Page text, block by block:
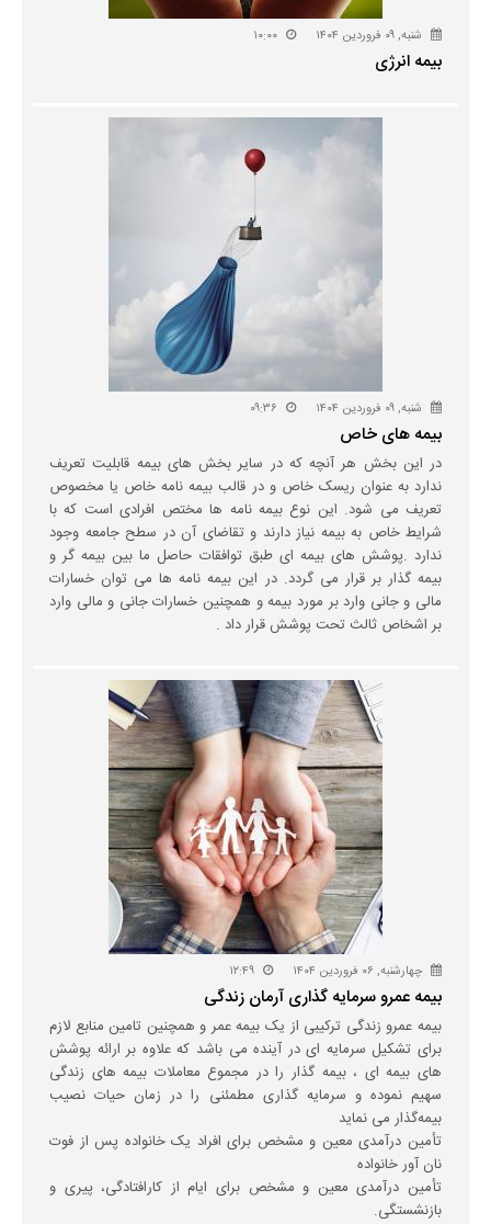
شنبه, ۰۹ فروردین ۱۴۰۴ ۱۰:۰۰
بیمه انرژی
شنبه, ۰۹ فروردین ۱۴۰۴ ۰۹:۳۶
بیمه های خاص
در این بخش هر آنچه که در سایر بخش های بیمه قابلیت تعریف
ندارد به عنوان ریسک خاص و در قالب بیمه نامه خاص یا مخصوص
تعریف می شود. این نوع بیمه نامه ها مختص افرادی است که با
شرایط خاص به بیمه نیاز دارند و تقاضای آن در سطح جامعه وجود
ندارد .پوشش های بیمه ای طبق توافقات حاصل ما بین بیمه گر و
بیمه گذار بر قرار می گردد. در این بیمه نامه ها می توان خسارات
مالی و جانی وارد بر مورد بیمه و همچنین خسارات جانی و مالی وارد
بر اشخاص ثالث تحت پوشش قرار داد .
چهارشنبه, ۰۶ فروردین ۱۴۰۴ ۱۲:۴۹
بیمه عمرو سرمایه گذاری آرمان زندگی
بیمه عمرو زندگی ترکیبی از یک بیمه عمر و همچنین تامین منابع لازم
برای تشکیل سرمایه ای در آینده می باشد که علاوه بر ارائه پوشش
های بیمه ای ، بیمه گذار را در مجموع معاملات بیمه های زندگی
سهیم نموده و سرمایه گذاری مطمئنی را در زمان حیات نصیب
بیمه‌گذار می نماید
تأمین درآمدی معین و مشخص برای افراد یک خانواده پس از فوت
نان آور خانواده
تأمین درآمدی معین و مشخص برای ایام از کارافتادگی، پیری و
بازنشستگی.